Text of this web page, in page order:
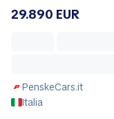
29.890 EUR
PenskeCars.it
Italia